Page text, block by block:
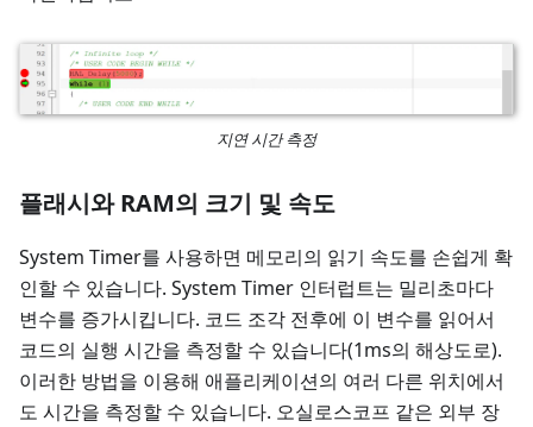
지연 시간 측정
플래시와 RAM의 크기 및 속도
System Timer를 사용하면 메모리의 읽기 속도를 손쉽게 확
인할 수 있습니다. System Timer 인터럽트는 밀리초마다
변수를 증가시킵니다. 코드 조각 전후에 이 변수를 읽어서
코드의 실행 시간을 측정할 수 있습니다(1ms의 해상도로).
이러한 방법을 이용해 애플리케이션의 여러 다른 위치에서
도 시간을 측정할 수 있습니다. 오실로스코프 같은 외부 장